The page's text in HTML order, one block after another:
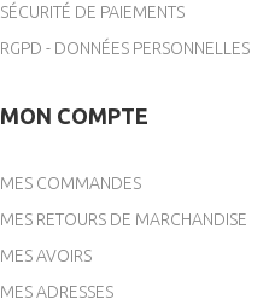
SÉCURITÉ DE PAIEMENTS
RGPD - DONNÉES PERSONNELLES
MON COMPTE
MES COMMANDES
MES RETOURS DE MARCHANDISE
MES AVOIRS
MES ADRESSES